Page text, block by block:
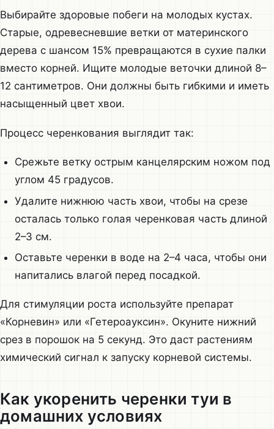
Выбирайте здоровые побеги на молодых кустах.
Старые, одревесневшие ветки от материнского
дерева с шансом 15% превращаются в сухие палки
вместо корней. Ищите молодые веточки длиной 8–
12 сантиметров. Они должны быть гибкими и иметь
насыщенный цвет хвои.
Процесс черенкования выглядит так:
Срежьте ветку острым канцелярским ножом под
углом 45 градусов.
Удалите нижнюю часть хвои, чтобы на срезе
осталась только голая черенковая часть длиной
2–3 см.
Оставьте черенки в воде на 2–4 часа, чтобы они
напитались влагой перед посадкой.
Для стимуляции роста используйте препарат
«Корневин» или «Гетероауксин». Окуните нижний
срез в порошок на 5 секунд. Это даст растениям
химический сигнал к запуску корневой системы.
Как укоренить черенки туи в
домашних условиях